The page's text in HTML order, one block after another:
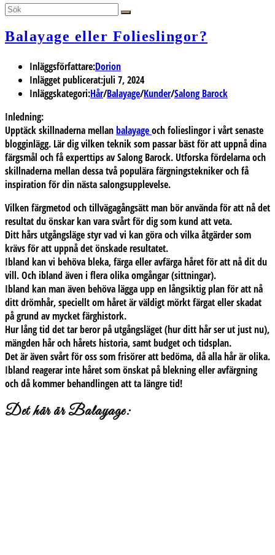
Balayage eller Folieslingor?
Inläggsförfattare:Dorion
Inlägget publicerat:juli 7, 2024
Inläggskategori:Hår/Balayage/Kunder/Salong Barock
Inledning:
Upptäck skillnaderna mellanbalayageoch folieslingor i vårt senaste
blogginlägg. Lär dig vilken teknik som passar bäst för att uppnå dina
färgsmål och få experttips av Salong Barock. Utforska fördelarna och
skillnaderna mellan dessa två populära färgningstekniker och få
inspiration för din nästa salongsupplevelse.
Vilken färgmetod och tillvägagångsätt man bör använda för att nå det
resultat du önskar kan vara svårt för dig som kund att veta.
Ditt hårs utgångsläge styr vad vi kan göra och vilka åtgärder som
krävs för att uppnå det önskade resultatet.
Ibland kan vi behöva bleka, färga eller avfärga håret för att nå dit du
vill. Och ibland även i flera olika omgångar (sittningar).
Ibland kan man även behöva lägga upp en långsiktig plan för att nå
ditt drömhår, speciellt om håret är väldigt mörkt färgat eller skadat
på grund av mycket färghistork.
Hur lång tid det tar beror på utgångsläget (hur ditt hår ser ut just nu),
mängden hår och hårets historia, samt budget och tidsplan.
Det är även svårt för oss som frisörer att bedöma, då alla hår är olika.
Ibland reagerar inte håret som önskat på blekning eller avfärgning
och då kommer behandlingen att ta längre tid!
Det här är Balayage: